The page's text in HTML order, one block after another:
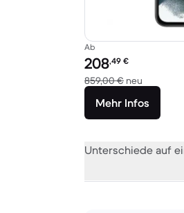
Ab
Preis des erneuerten
208,49 €
859,00 € neu
Mehr Infos
Unterschiede auf